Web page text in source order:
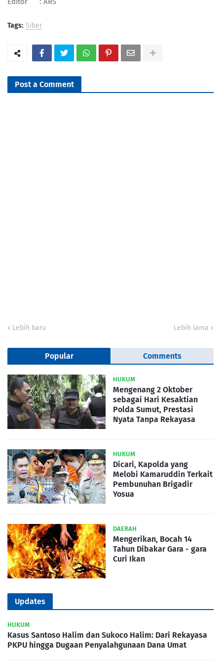
Tags: Siber
Post a Comment
Lebih baru Lebih lama
Popular Comments
HUKUM
Mengenang 2 Oktober
sebagai Hari Kesaktian
Polda Sumut, Prestasi
Nyata Tanpa Rekayasa
HUKUM
Dicari, Kapolda yang
Melobi Kamaruddin Terkait
Pembunuhan Brigadir
Yosua
DAERAH
Mengerikan, Bocah 14
Tahun Dibakar Gara - gara
Curi Ikan
Updates
HUKUM
Kasus Santoso Halim dan Sukoco Halim: Dari Rekayasa
PKPU hingga Dugaan Penyalahgunaan Dana Umat